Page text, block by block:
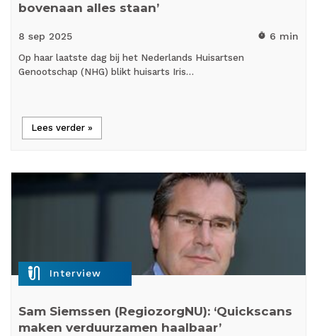
bovenaan alles staan’
8 sep 2025 timer 6 min
Op haar laatste dag bij het Nederlands Huisartsen
Genootschap (NHG) blikt huisarts Iris…
Lees verder »
mic_external_on Interview
Sam Siemssen (RegiozorgNU): ‘Quickscans
maken verduurzamen haalbaar’